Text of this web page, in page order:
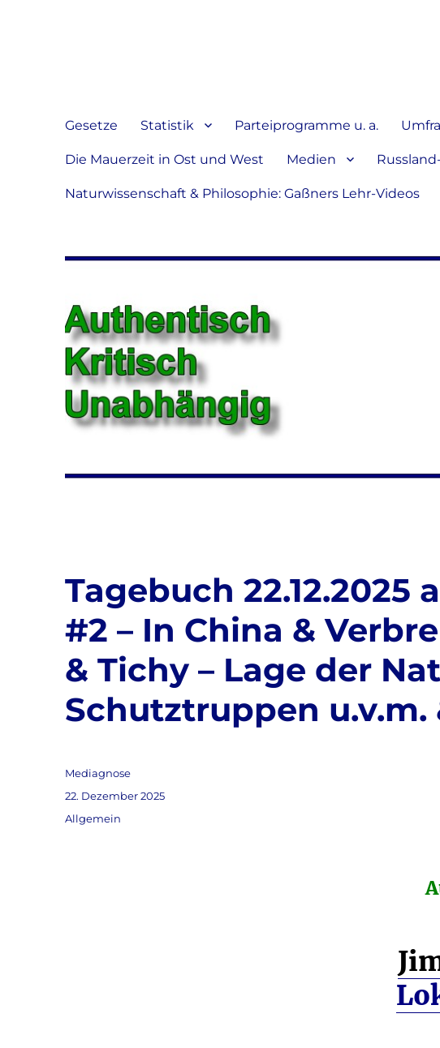
verbreiten
Gesetze Statistik Parteiprogramme u. a.
Die Mauerzeit in Ost und West Medien
Naturwissenschaft & Philosophie: Gaßners Lehr-Videos
Tagebuch 22.12.2025
#2 – In China &
& Tichy – Lage der
Schutztruppen u.v.m.
Autor
Mediagnose
Veröffentlicht
am
22. Dezember 2025
Kategorien
Allgemein